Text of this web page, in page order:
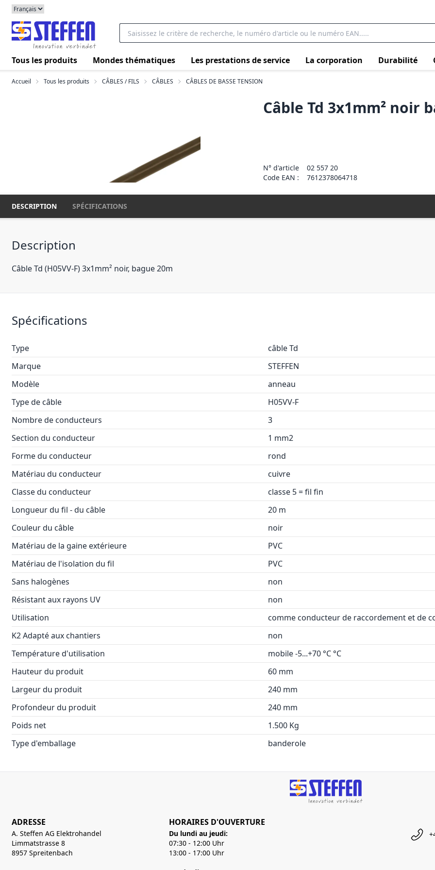
Tous les produits Mondes thématiques Les prestations de service La corporation Durabilité
Accueil Tous les produits CÂBLES / FILS CÂBLES CÂBLES DE BASSE TENSION
Câble Td 3x1mm² noir
N° d'article
02 557 20
Code EAN :
7612378064718
DESCRIPTION SPÉCIFICATIONS
Description
Câble Td (H05VV-F) 3x1mm² noir, bague 20m
Spécifications
Type
câble Td
Marque
STEFFEN
Modèle
anneau
Type de câble
H05VV-F
Nombre de conducteurs
3
Section du conducteur
1 mm2
Forme du conducteur
rond
Matériau du conducteur
cuivre
Classe du conducteur
classe 5 = fil fin
Longueur du fil - du câble
20 m
Couleur du câble
noir
Matériau de la gaine extérieure
PVC
Matériau de l'isolation du fil
PVC
Sans halogènes
non
Résistant aux rayons UV
non
Utilisation
comme conducteur de raccordement et de
K2 Adapté aux chantiers
non
Température d'utilisation
mobile -5...+70 °C °C
Hauteur du produit
60 mm
Largeur du produit
240 mm
Profondeur du produit
240 mm
Poids net
1.500 Kg
Type d'emballage
banderole
ADRESSE
A. Steffen AG Elektrohandel
Limmatstrasse 8
8957 Spreitenbach
HORAIRES D'OUVERTURE
Du lundi au jeudi:
07:30 - 12:00 Uhr
13:00 - 17:00 Uhr